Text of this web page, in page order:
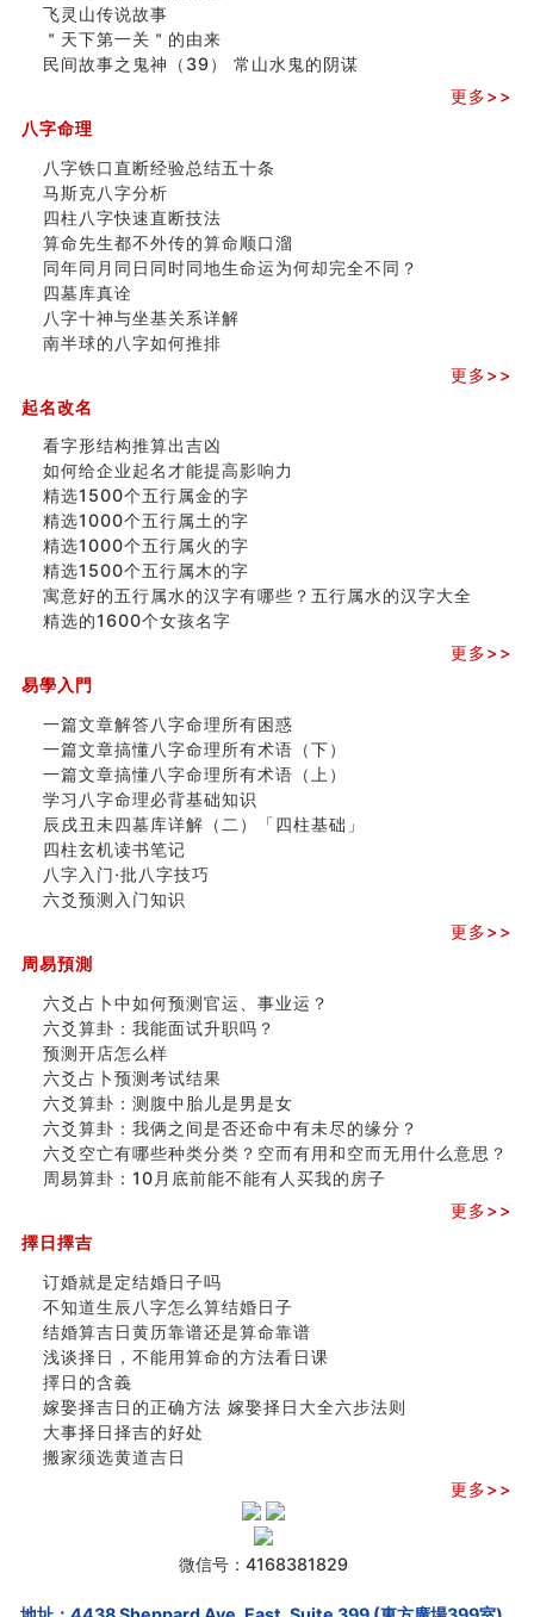
飞灵山传说故事
＂天下第一关＂的由来
民间故事之鬼神（39） 常山水鬼的阴谋
更多>>
八字命理
八字铁口直断经验总结五十条
马斯克八字分析
四柱八字快速直断技法
算命先生都不外传的算命顺口溜
同年同月同日同时同地生命运为何却完全不同？
四墓库真诠
八字十神与坐基关系详解
南半球的八字如何推排
更多>>
起名改名
看字形结构推算出吉凶
如何给企业起名才能提高影响力
精选1500个五行属金的字
精选1000个五行属土的字
精选1000个五行属火的字
精选1500个五行属木的字
寓意好的五行属水的汉字有哪些？五行属水的汉字大全
精选的1600个女孩名字
更多>>
易學入門
一篇文章解答八字命理所有困惑
一篇文章搞懂八字命理所有术语（下）
一篇文章搞懂八字命理所有术语（上）
学习八字命理必背基础知识
辰戌丑未四墓库详解（二）「四柱基础」
四柱玄机读书笔记
八字入门·批八字技巧
六爻预测入门知识
更多>>
周易預測
六爻占卜中如何预测官运、事业运？
六爻算卦：我能面试升职吗？
预测开店怎么样
六爻占卜预测考试结果
六爻算卦：测腹中胎儿是男是女
六爻算卦：我俩之间是否还命中有未尽的缘分？
六爻空亡有哪些种类分类？空而有用和空而无用什么意思？
周易算卦：10月底前能不能有人买我的房子
更多>>
擇日擇吉
订婚就是定结婚日子吗
不知道生辰八字怎么算结婚日子
结婚算吉日黄历靠谱还是算命靠谱
浅谈择日，不能用算命的方法看日课
擇日的含義
嫁娶择吉日的正确方法 嫁娶择日大全六步法则
大事择日择吉的好处
搬家须选黄道吉日
更多>>
微信号：4168381829